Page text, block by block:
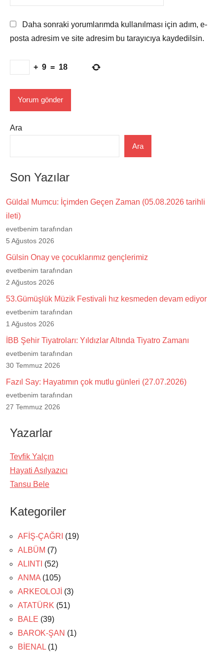
Daha sonraki yorumlarımda kullanılması için adım, e-
posta adresim ve site adresim bu tarayıcıya kaydedilsin.
+ 9 = 18
Ara
Ara
Son Yazılar
Güldal Mumcu: İçimden Geçen Zaman (05.08.2026 tarihli
ileti)
evetbenim tarafından
5 Ağustos 2026
Gülsin Onay ve çocuklarımız gençlerimiz
evetbenim tarafından
2 Ağustos 2026
53.Gümüşlük Müzik Festivali hız kesmeden devam ediyor
evetbenim tarafından
1 Ağustos 2026
İBB Şehir Tiyatroları: Yıldızlar Altında Tiyatro Zamanı
evetbenim tarafından
30 Temmuz 2026
Fazıl Say: Hayatımın çok mutlu günleri (27.07.2026)
evetbenim tarafından
27 Temmuz 2026
Yazarlar
Tevfik Yalçın
Hayati Asılyazıcı
Tansu Bele
Kategoriler
AFİŞ-ÇAĞRI (19)
ALBÜM (7)
ALINTI (52)
ANMA (105)
ARKEOLOJİ (3)
ATATÜRK (51)
BALE (39)
BAROK-ŞAN (1)
BİENAL (1)